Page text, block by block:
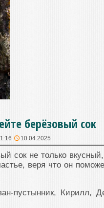
берёзовый сок
10.04.2025
сок не только
веря что он
пустынник, Кирилл,